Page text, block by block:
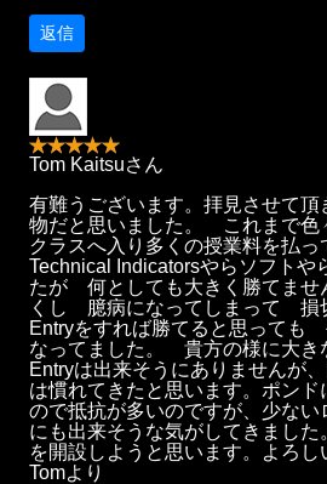
返信
Tom Kaitsuさん
有難うございます。拝見させて
物だと思いました。 これまで色
クラスへ入り多くの授業料を払
Technical Indicatorsやらソフトや
たが 何としても大きく勝てませ
くし 臆病になってしまって 損
Entryをすれば勝てると思っても
なってました。 貴方の様に大き
Entryは出来そうにありませんが
は慣れてきたと思います。ポン
ので抵抗が多いのですが、少ない
にも出来そうな気がしてきました
を開設しようと思います。よろし
Tomより